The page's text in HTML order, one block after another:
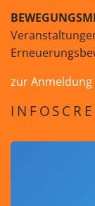
zur Anmeldung